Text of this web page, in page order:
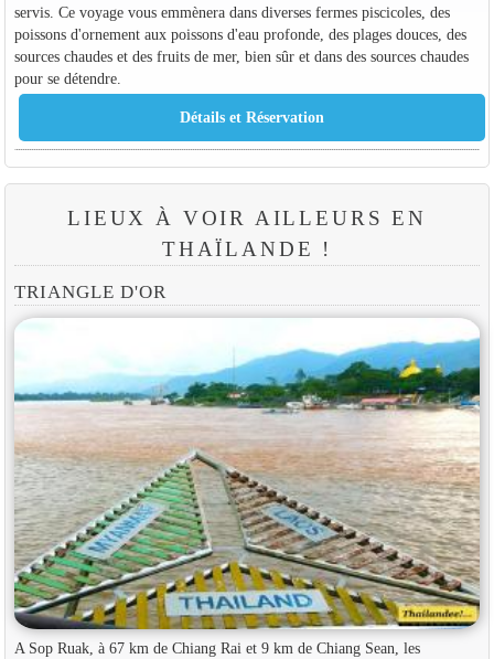
servis. Ce voyage vous emmènera dans diverses fermes piscicoles, des
poissons d'ornement aux poissons d'eau profonde, des plages douces, des
sources chaudes et des fruits de mer, bien sûr et dans des sources chaudes
pour se détendre.
LIEUX À VOIR AILLEURS EN
THAÏLANDE !
TRIANGLE D'OR
A Sop Ruak, à 67 km de Chiang Rai et 9 km de Chiang Sean, les